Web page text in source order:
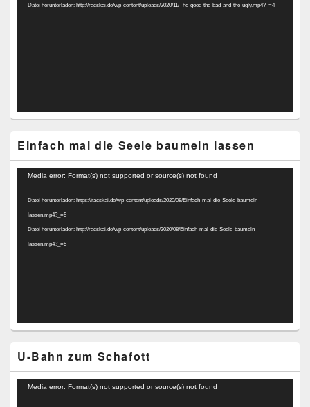
Datei herunterladen: http://racskai.de/wp-content/uploads/2020/11/The-good-the-bad-and-the-ugly.mp4?_=4
Einfach mal die Seele baumeln lassen
Video-
Media error: Format(s) not supported or source(s) not found
Datei herunterladen: https://racskai.de/wp-content/uploads/2020/08/Einfach-mal-die-Seele-baumeln-
lassen.mp4?_=5
Datei herunterladen: http://racskai.de/wp-content/uploads/2020/08/Einfach-mal-die-Seele-baumeln-
lassen.mp4?_=5
U-Bahn zum Schafott
Video-
Media error: Format(s) not supported or source(s) not found